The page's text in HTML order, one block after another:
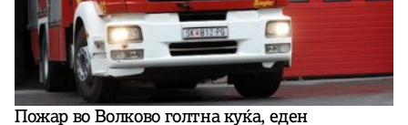
Пожар во Волково голтна куќа, еден